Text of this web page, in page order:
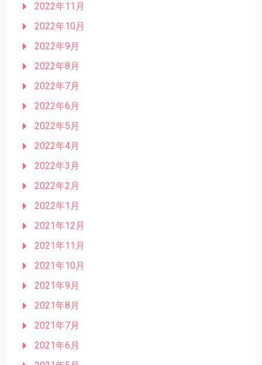
2022年11月
2022年10月
2022年9月
2022年8月
2022年7月
2022年6月
2022年5月
2022年4月
2022年3月
2022年2月
2022年1月
2021年12月
2021年11月
2021年10月
2021年9月
2021年8月
2021年7月
2021年6月